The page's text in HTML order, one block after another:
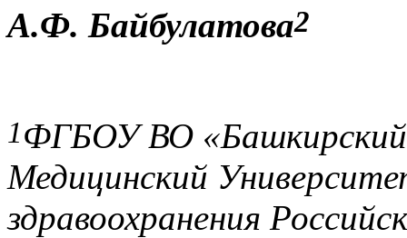
А.Ф. Байбулатова2
1ФГБОУ ВО «Башкирский
Медицинский
здравоохранения